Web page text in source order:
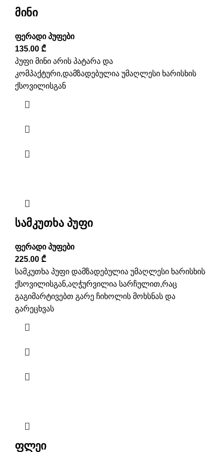
მინი
ფერადი პუფები
135.00 ₾
პუფი მინი არის პატარა და
კომპაქტური,დამზადებულია უმაღლესი ხარისხის
ქსოვილისგან
სამკუთხა პუფი
ფერადი პუფები
225.00 ₾
სამკუთხა პუფი დამზადებულია უმაღლესი ხარისხის
ქსოვილისგან,აღჭურვილია სარჩულით,რაც
გაგიმარტივებთ გარე ჩიხოლის მოხსნას და
გარეცხვას
ფლეი